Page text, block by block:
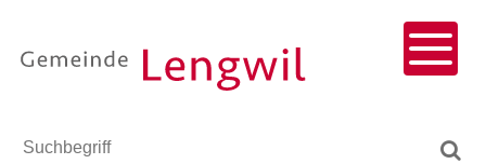
Responsivenavigation
Menu
Suchbegriff